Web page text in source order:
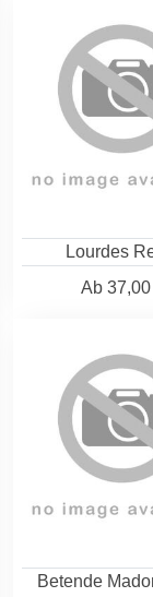
Lourdes
Ab37,00
Betende